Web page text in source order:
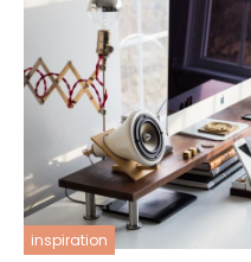
inspiration